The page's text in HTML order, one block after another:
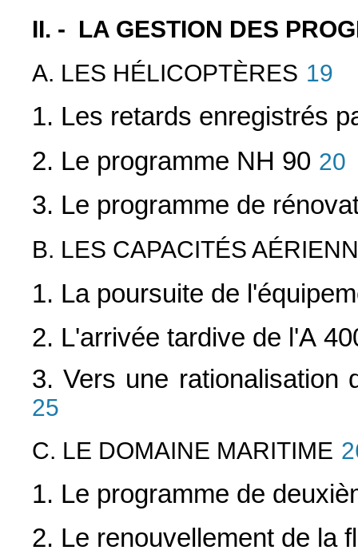
II. - LA GESTION DES
A. LES HÉLICOPTÈRES 19
1. Les retards enregistrés
2. Le programme NH 90 20
3. Le programme de
B. LES CAPACITÉS
1. La poursuite de
2. L'arrivée tardive de l'A
3. Vers une rationalisation
25
C. LE DOMAINE MARITIME
1. Le programme de
2. Le renouvellement de la